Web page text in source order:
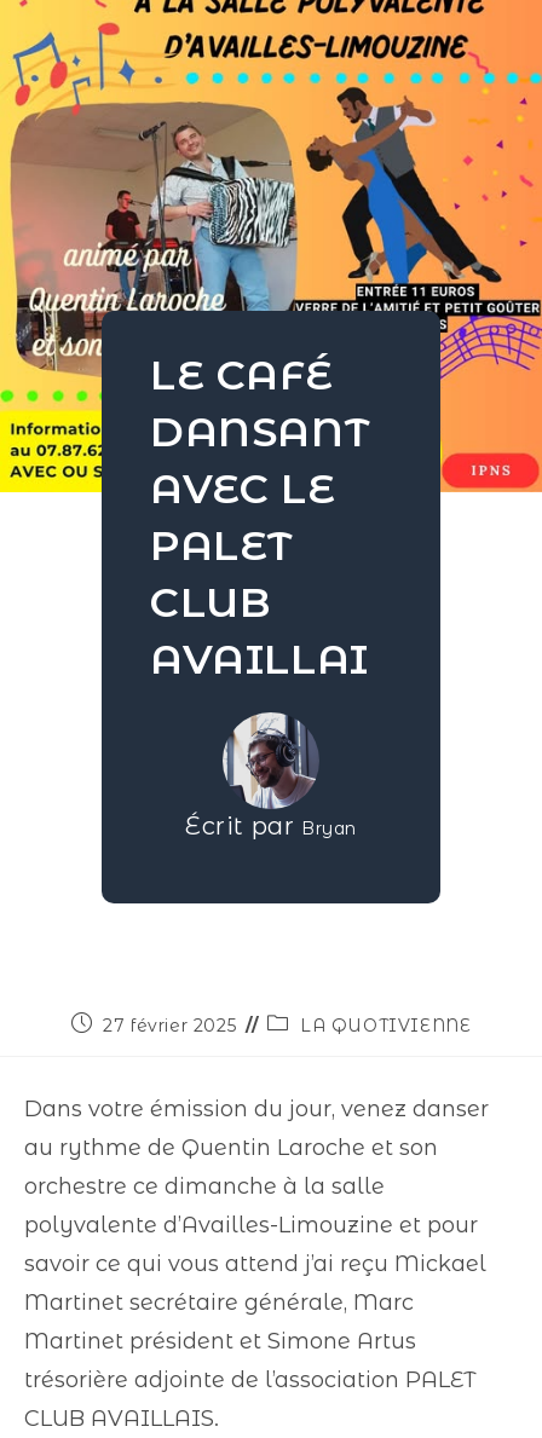
LE CAFÉ
DANSANT
AVEC LE
PALET
CLUB
AVAILLAI
Écrit par Bryan
27 février 2025 LA QUOTIVIENNE
Dans votre émission du jour, venez danser
au rythme de Quentin Laroche et son
orchestre ce dimanche à la salle
polyvalente d’Availles-Limouzine et pour
savoir ce qui vous attend j’ai reçu Mickael
Martinet secrétaire générale, Marc
Martinet président et Simone Artus
trésorière adjointe de l’association PALET
CLUB AVAILLAIS.